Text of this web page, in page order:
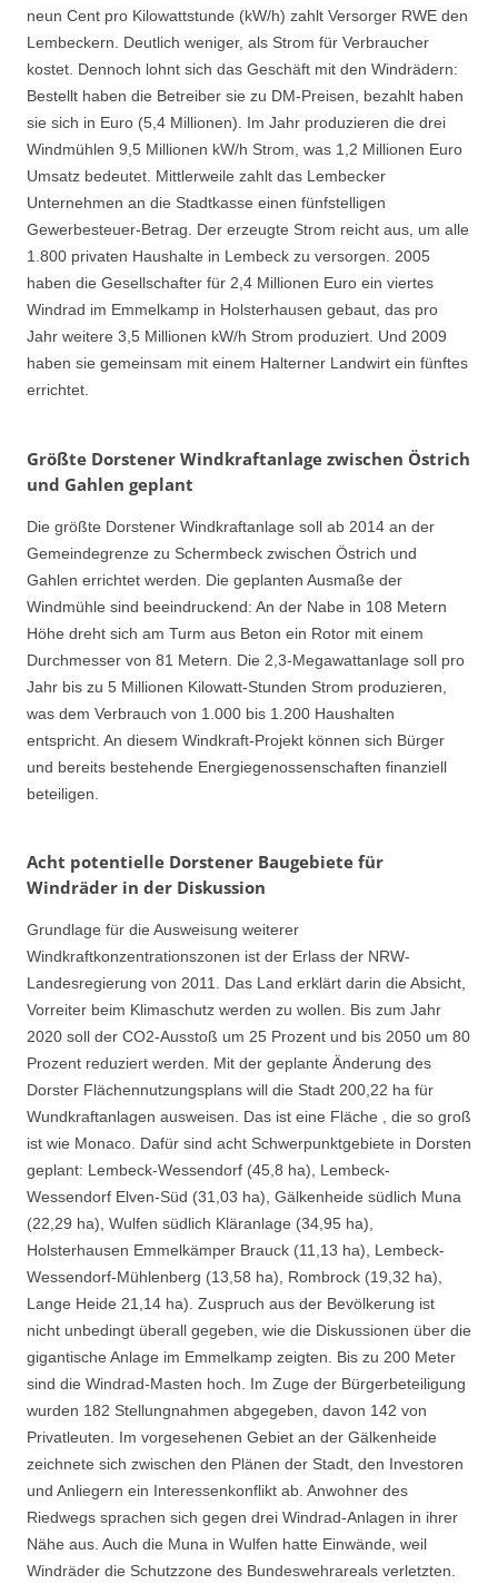
neun Cent pro Kilowattstunde (kW/h) zahlt Versorger RWE den
Lembeckern. Deutlich weniger, als Strom für Verbraucher
kostet. Dennoch lohnt sich das Geschäft mit den Windrädern:
Bestellt haben die Betreiber sie zu DM-Preisen, bezahlt haben
sie sich in Euro (5,4 Millionen). Im Jahr produzieren die drei
Windmühlen 9,5 Millionen kW/h Strom, was 1,2 Millionen Euro
Umsatz bedeutet. Mittlerweile zahlt das Lembecker
Unternehmen an die Stadtkasse einen fünfstelligen
Gewerbesteuer-Betrag. Der erzeugte Strom reicht aus, um alle
1.800 privaten Haushalte in Lembeck zu versorgen. 2005
haben die Gesellschafter für 2,4 Millionen Euro ein viertes
Windrad im Emmelkamp in Holsterhausen gebaut, das pro
Jahr weitere 3,5 Millionen kW/h Strom produziert. Und 2009
haben sie gemeinsam mit einem Halterner Landwirt ein fünftes
errichtet.
Größte Dorstener Windkraftanlage zwischen Östrich
und Gahlen geplant
Die größte Dorstener Windkraftanlage soll ab 2014 an der
Gemeindegrenze zu Schermbeck zwischen Östrich und
Gahlen errichtet werden. Die geplanten Ausmaße der
Windmühle sind beeindruckend: An der Nabe in 108 Metern
Höhe dreht sich am Turm aus Beton ein Rotor mit einem
Durchmesser von 81 Metern. Die 2,3-Megawattanlage soll pro
Jahr bis zu 5 Millionen Kilowatt-Stunden Strom produzieren,
was dem Verbrauch von 1.000 bis 1.200 Haushalten
entspricht. An diesem Windkraft-Projekt können sich Bürger
und bereits bestehende Energiegenossenschaften finanziell
beteiligen.
Acht potentielle Dorstener Baugebiete für
Windräder in der Diskussion
Grundlage für die Ausweisung weiterer
Windkraftkonzentrationszonen ist der Erlass der NRW-
Landesregierung von 2011. Das Land erklärt darin die Absicht,
Vorreiter beim Klimaschutz werden zu wollen. Bis zum Jahr
2020 soll der CO2-Ausstoß um 25 Prozent und bis 2050 um 80
Prozent reduziert werden. Mit der geplante Änderung des
Dorster Flächennutzungsplans will die Stadt 200,22 ha für
Wundkraftanlagen ausweisen. Das ist eine Fläche , die so groß
ist wie Monaco. Dafür sind acht Schwerpunktgebiete in Dorsten
geplant: Lembeck-Wessendorf (45,8 ha), Lembeck-
Wessendorf Elven-Süd (31,03 ha), Gälkenheide südlich Muna
(22,29 ha), Wulfen südlich Kläranlage (34,95 ha),
Holsterhausen Emmelkämper Brauck (11,13 ha), Lembeck-
Wessendorf-Mühlenberg (13,58 ha), Rombrock (19,32 ha),
Lange Heide 21,14 ha). Zuspruch aus der Bevölkerung ist
nicht unbedingt überall gegeben, wie die Diskussionen über die
gigantische Anlage im Emmelkamp zeigten. Bis zu 200 Meter
sind die Windrad-Masten hoch. Im Zuge der Bürgerbeteiligung
wurden 182 Stellungnahmen abgegeben, davon 142 von
Privatleuten. Im vorgesehenen Gebiet an der Gälkenheide
zeichnete sich zwischen den Plänen der Stadt, den Investoren
und Anliegern ein Interessenkonflikt ab. Anwohner des
Riedwegs sprachen sich gegen drei Windrad-Anlagen in ihrer
Nähe aus. Auch die Muna in Wulfen hatte Einwände, weil
Windräder die Schutzzone des Bundeswehrareals verletzten.